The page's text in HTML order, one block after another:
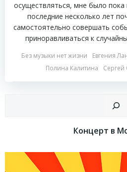
осуществляться, мне было пока
последние несколько лет
самостоятельно совершать
приноравливаться к
Без музыки нет жизни Евгения
Полина Калитина
Сергей
Концерт в